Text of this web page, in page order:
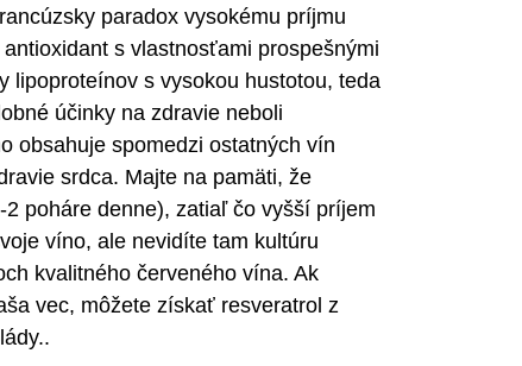
paradox vysokému príjmu
s vlastnosťami prospešnými
lipoproteínov s vysokou hustotou, teda
účinky na zdravie neboli
obsahuje spomedzi ostatných vín
srdca. Majte na pamäti, že
poháre denne), zatiaľ čo vyšší príjem
víno, ale nevidíte tam kultúru
kvalitného červeného vína. Ak
vec, môžete získať resveratrol z